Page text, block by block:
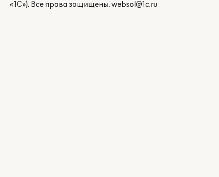
«1С»). Все права защищены. websol@1c.ru